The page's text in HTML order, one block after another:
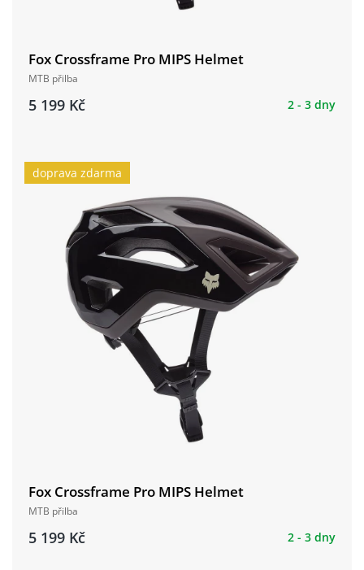
Fox Crossframe Pro MIPS Helmet
MTB přilba
5 199 Kč 2 - 3 dny
doprava zdarma
Fox Crossframe Pro MIPS Helmet
MTB přilba
5 199 Kč 2 - 3 dny